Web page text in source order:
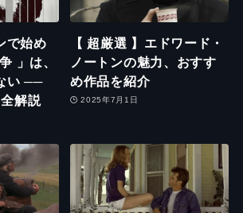
で始め
」は、
い ──
解説
【 超厳選 】エドワード・
ノートンの魅力、おすす
め作品を紹介
2025年7月1日